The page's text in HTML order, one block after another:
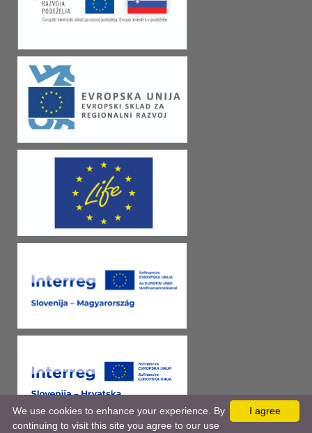
I agree
We use cookies to enhance your experience. By
continuing to visit this site you agree to our use